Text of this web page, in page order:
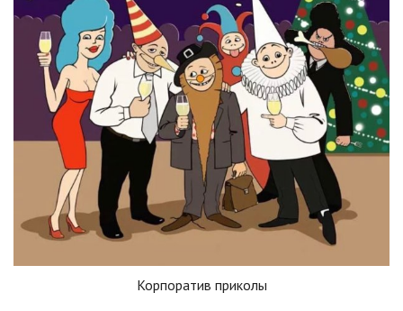
Корпоратив приколы